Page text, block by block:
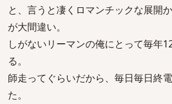
と、言うと凄くロマンチックな展開
が大間違い。
しがないリーマンの俺にとって毎年
る。
師走ってぐらいだから、毎日毎日終
た。